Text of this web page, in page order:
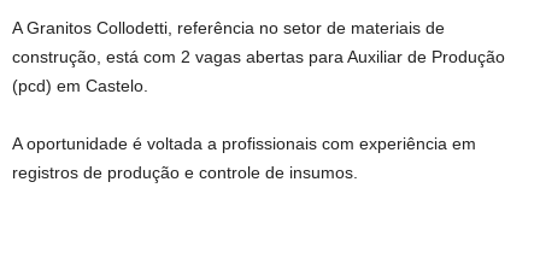
A Granitos Collodetti, referência no setor de materiais de
construção, está com 2 vagas abertas para Auxiliar de Produção
(pcd) em Castelo.
A oportunidade é voltada a profissionais com experiência em
registros de produção e controle de insumos.